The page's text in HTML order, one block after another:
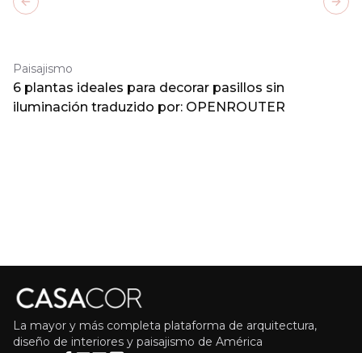
Paisajismo
6 plantas ideales para decorar pasillos sin
iluminación traduzido por: OPENROUTER
Previous slide
La mayor y más completa plataforma de arquitectura,
diseño de interiores y paisajismo de América